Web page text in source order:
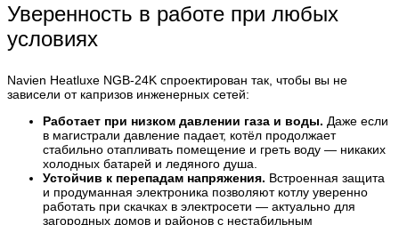
Уверенность в работе при любых
условиях
Navien Heatluxe NGB‑24K спроектирован так, чтобы вы не
зависели от капризов инженерных сетей:
Работает при низком давлении газа и воды. Даже если
в магистрали давление падает, котёл продолжает
стабильно отапливать помещение и греть воду — никаких
холодных батарей и ледяного душа.
Устойчив к перепадам напряжения. Встроенная защита
и продуманная электроника позволяют котлу уверенно
работать при скачках в электросети — актуально для
загородных домов и районов с нестабильным